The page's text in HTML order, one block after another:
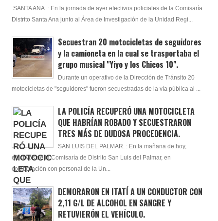
SANTA ANA : En la jornada de ayer efectivos policiales de la Comisaría
Distrito Santa Ana junto al Área de Investigación de la Unidad Regi...
Secuestran 20 motocicletas de seguidores
y la camioneta en la cual se trasportaba el
grupo musical "Yiyo y los Chicos 10".
Durante un operativo de la Dirección de Tránsito 20
motocicletas de "seguidores" fueron secuestradas de la vía pública al ...
LA POLICÍA RECUPERÓ UNA MOTOCICLETA
QUE HABRÍAN ROBADO Y SECUESTRARON
TRES MÁS DE DUDOSA PROCEDENCIA.
SAN LUIS DEL PALMAR. : En la mañana de hoy,
efectivos de la Comisaría de Distrito San Luis del Palmar, en
colaboración con personal de la Un...
DEMORARON EN ITATÍ A UN CONDUCTOR CON
2,11 G/L DE ALCOHOL EN SANGRE Y
RETUVIERÓN EL VEHÍCULO.